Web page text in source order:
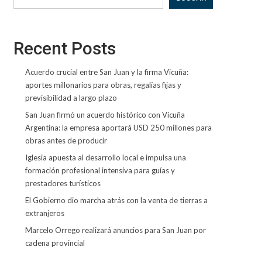
Recent Posts
Acuerdo crucial entre San Juan y la firma Vicuña:
aportes millonarios para obras, regalías fijas y
previsibilidad a largo plazo
San Juan firmó un acuerdo histórico con Vicuña
Argentina: la empresa aportará USD 250 millones para
obras antes de producir
Iglesia apuesta al desarrollo local e impulsa una
formación profesional intensiva para guías y
prestadores turísticos
El Gobierno dio marcha atrás con la venta de tierras a
extranjeros
Marcelo Orrego realizará anuncios para San Juan por
cadena provincial